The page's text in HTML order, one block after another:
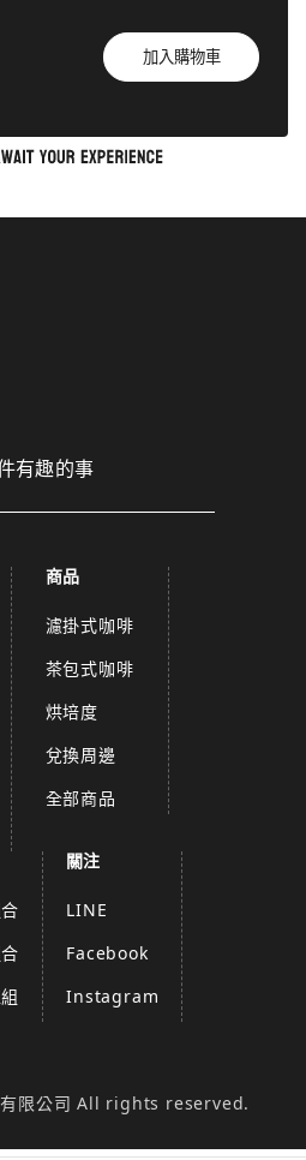
加入購物車
有趣的事
商品
濾掛式咖啡
茶包式咖啡
烘培度
兌換周邊
全部商品
關注
LINE
Facebook
Instagram
限公司 All rights reserved.